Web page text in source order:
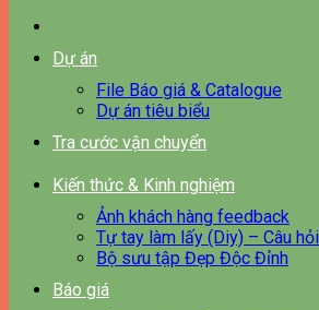
Dự án
File Báo giá & Catalogue
Dự án tiêu biểu
Tra cước vận chuyển
Kiến thức & Kinh nghiệm
Ảnh khách hàng feedback
Tự tay làm lấy (Diy) – Câu
Bộ sưu tập Đẹp Độc Đỉnh
Báo giá